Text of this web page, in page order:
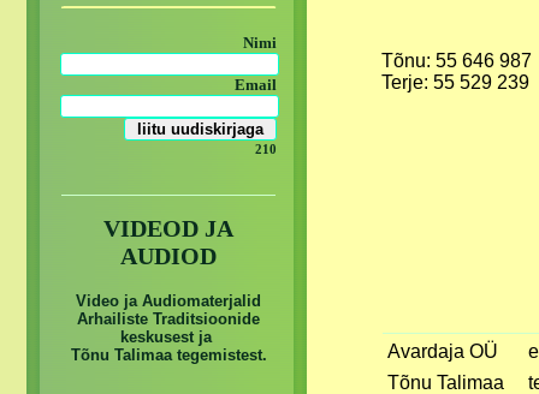
Tõnu: 55 646 987
Terje: 55 529 239
Avardaja OÜ
Tõnu Talimaa
Nimi
Email
210
VIDEOD JA
AUDIOD
Video ja Audiomaterjalid
Arhailiste Traditsioonide
keskusest ja
Tõnu Talimaa tegemistest.